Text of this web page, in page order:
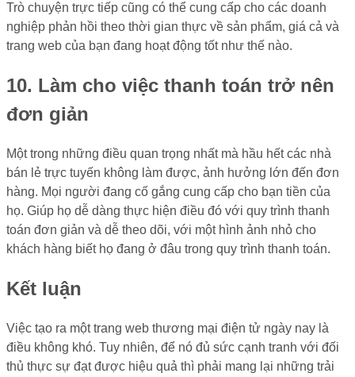
Trò chuyện trực tiếp cũng có thể cung cấp cho các doanh
nghiệp phản hồi theo thời gian thực về sản phẩm, giá cả và
trang web của bạn đang hoạt động tốt như thế nào.
10. Làm cho việc thanh toán trở nên
đơn giản
Một trong những điều quan trọng nhất mà hầu hết các nhà
bán lẻ trực tuyến không làm được, ảnh hưởng lớn đến đơn
hàng. Mọi người đang cố gắng cung cấp cho bạn tiền của
họ. Giúp họ dễ dàng thực hiện điều đó với quy trình thanh
toán đơn giản và dễ theo dõi, với một hình ảnh nhỏ cho
khách hàng biết họ đang ở đâu trong quy trình thanh toán.
Kết luận
Việc tạo ra một trang web thương mại điện tử ngày nay là
điều không khó. Tuy nhiên, để nó đủ sức cạnh tranh với đối
thủ thực sự đạt được hiệu quả thì phải mang lại những trải